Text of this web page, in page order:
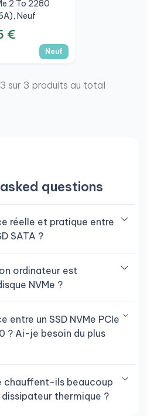
2 To 2280
Neuf
€
Neuf
sur 3 produits au total
questions
réelle et pratique entre
SATA ?
ordinateur est
NVMe ?
entre un SSD NVMe PCIe
? Ai-je besoin du plus
chauffent-ils beaucoup
thermique ?